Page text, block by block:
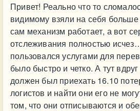
Привет! Реально что то
видимому взяли на себя
сам механизм работает, а вот
отслеживания полностью
пользовался услугами для
было быстро и четко. А тут
должен был приехать 16.10
логистов и найти они его не
том, что они отписываются и